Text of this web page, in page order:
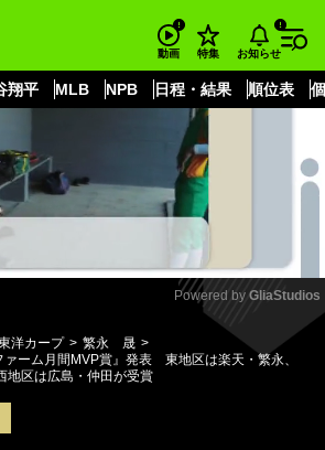
動画 特集 お知らせ
翔平 MLB NPB 日程・結果 順位表
もっと見る
Mute
Powered by GliaStudios
洋カープ
繁永 晟
ーム月間MVP賞』発表 東地区は楽天・繁永、
地区は広島・仲田が受賞